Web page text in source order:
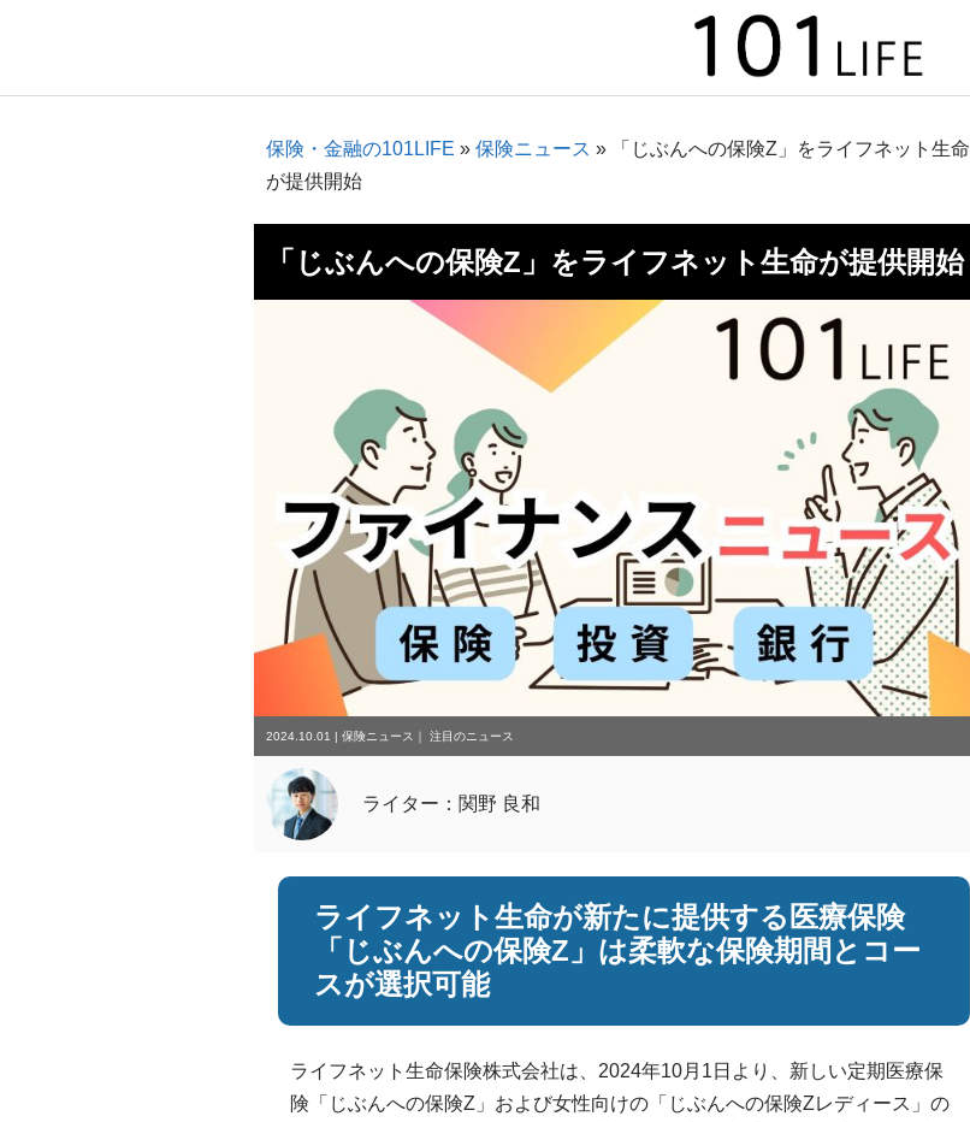
保険・金融の101LIFE »保険ニュース »
「じぶんへの保険Z」をライフネット生命
が提供開始
「じぶんへの保険Z」をライフネット生命が提供開始
2024.10.01 |保険ニュース ｜注目のニュース
ライター：関野 良和
ライフネット生命が新たに提供する医療保険
「じぶんへの保険Z」は柔軟な保険期間とコー
スが選択可能
ライフネット生命保険株式会社は、2024年10月1日より、新しい定期医療保
険「じぶんへの保険Z」および女性向けの「じぶんへの保険Zレディース」の